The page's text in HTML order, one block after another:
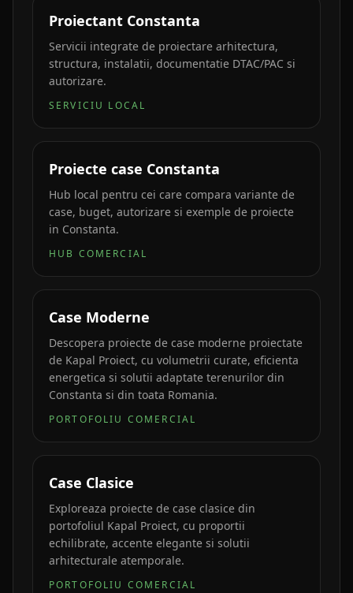
Proiectant Constanta
Servicii integrate de proiectare arhitectura,
structura, instalatii, documentatie DTAC/PAC si
autorizare.
SERVICIU LOCAL
Proiecte case Constanta
Hub local pentru cei care compara variante de
case, buget, autorizare si exemple de proiecte
in Constanta.
HUB COMERCIAL
Case Moderne
Descopera proiecte de case moderne proiectate
de Kapal Proiect, cu volumetrii curate, eficienta
energetica si solutii adaptate terenurilor din
Constanta si din toata Romania.
PORTOFOLIU COMERCIAL
Case Clasice
Exploreaza proiecte de case clasice din
portofoliul Kapal Proiect, cu proportii
echilibrate, accente elegante si solutii
arhitecturale atemporale.
PORTOFOLIU COMERCIAL